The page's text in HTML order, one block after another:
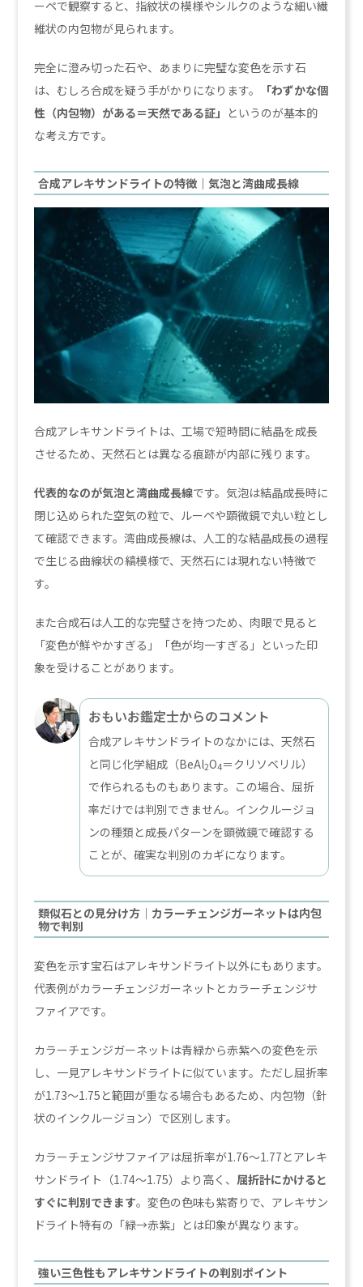
ーペで観察すると、指紋状の模様やシルクのような細い繊
維状の内包物が見られます。
完全に澄み切った石や、あまりに完璧な変色を示す石
は、むしろ合成を疑う手がかりになります。
「わずかな個
性（内包物）がある＝天然である証」 というのが基本的
な考え方です。
合成アレキサンドライトの特徴｜気泡と湾曲成長線
合成アレキサンドライトは、工場で短時間に結晶を成長
させるため、天然石とは異なる痕跡が内部に残ります。
代表的なのが気泡と湾曲成長線です。気泡は結晶成長時に
閉じ込められた空気の粒で、ルーペや顕微鏡で丸い粒とし
て確認できます。湾曲成長線は、人工的な結晶成長の過程
で生じる曲線状の縞模様で、天然石には現れない特徴で
す。
また合成石は人工的な完璧さを持つため、肉眼で見ると
「変色が鮮やかすぎる」「色が均一すぎる」といった印
象を受けることがあります。
おもいお鑑定士からのコメント
合成アレキサンドライトのなかには、天然石
と同じ化学組成（BeAl2O4＝クリソベリル）
で作られるものもあります。この場合、屈折
率だけでは判別できません。インクルージョ
ンの種類と成長パターンを顕微鏡で確認する
ことが、確実な判別のカギになります。
類似石との見分け方｜カラーチェンジガーネットは内包
物で判別
変色を示す宝石はアレキサンドライト以外にもあります。
代表例がカラーチェンジガーネットとカラーチェンジサ
ファイアです。
カラーチェンジガーネットは青緑から赤紫への変色を示
し、一見アレキサンドライトに似ています。ただし屈折率
が1.73〜1.75と範囲が重なる場合もあるため、内包物（針
状のインクルージョン）で区別します。
カラーチェンジサファイアは屈折率が1.76〜1.77とアレキ
サンドライト（1.74〜1.75）より高く、 屈折計にかけると
すぐに判別できます。変色の色味も紫寄りで、アレキサン
ドライト特有の「緑→赤紫」とは印象が異なります。
強い三色性もアレキサンドライトの判別ポイント